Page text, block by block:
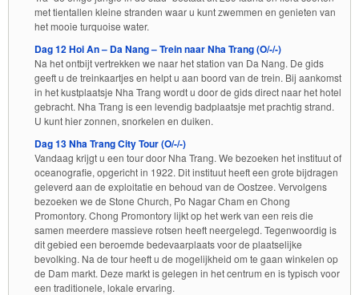
met tientallen kleine stranden waar u kunt zwemmen en genieten van
het mooie turquoise water.
Dag 12 Hoi An – Da Nang – Trein naar Nha Trang (O/-/-)
Na het ontbijt vertrekken we naar het station van Da Nang. De gids
geeft u de treinkaartjes en helpt u aan boord van de trein. Bij aankomst
in het kustplaatsje Nha Trang wordt u door de gids direct naar het hotel
gebracht. Nha Trang is een levendig badplaatsje met prachtig strand.
U kunt hier zonnen, snorkelen en duiken.
Dag 13 Nha Trang City Tour (O/-/-)
Vandaag krijgt u een tour door Nha Trang. We bezoeken het instituut of
oceanografie, opgericht in 1922. Dit instituut heeft een grote bijdragen
geleverd aan de exploitatie en behoud van de Oostzee. Vervolgens
bezoeken we de Stone Church, Po Nagar Cham en Chong
Promontory. Chong Promontory lijkt op het werk van een reis die
samen meerdere massieve rotsen heeft neergelegd. Tegenwoordig is
dit gebied een beroemde bedevaarplaats voor de plaatselijke
bevolking. Na de tour heeft u de mogelijkheid om te gaan winkelen op
de Dam markt. Deze markt is gelegen in het centrum en is typisch voor
een traditionele, lokale ervaring.